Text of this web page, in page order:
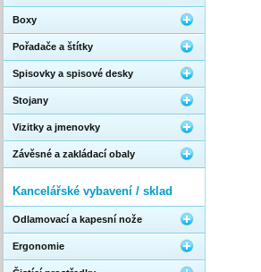
Boxy
Pořadače a štítky
Spisovky a spisové desky
Stojany
Vizitky a jmenovky
Závěsné a zakládací obaly
Kancelářské vybavení / sklad
Odlamovací a kapesní nože
Ergonomie